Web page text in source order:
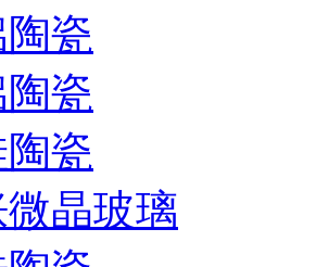
瓷
瓷
瓷
晶玻璃